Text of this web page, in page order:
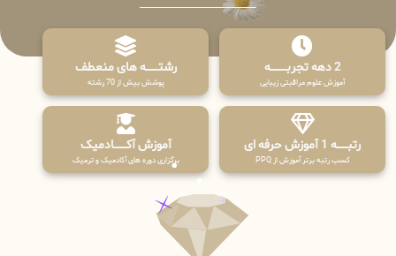
2 دهه تجربـــــــــه
آموزش علوم مراقبتی زیبایی
رشتـــــــه های منعطف
پوشش بیش از 70 رشته
رتبــــــه 1 آموزش حرفه ای
کسب رتبه برتر آموزش از PPQ
آموزش آکـــــــادمیک
برگزاری دوره های آکادمیک و ترمیک